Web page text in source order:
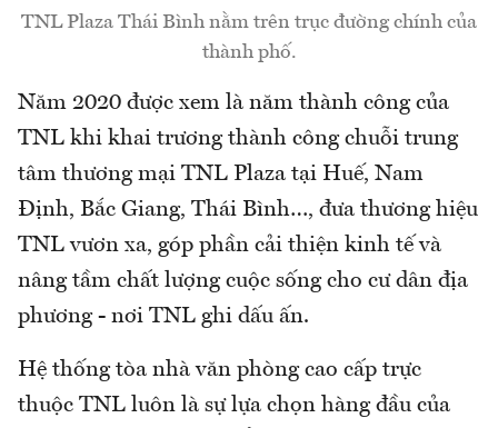
TNL Plaza Thái Bình nằm trên trục đường chính của
thành phố.
Năm 2020 được xem là năm thành công của
TNL khi khai trương thành công chuỗi trung
tâm thương mại TNL Plaza tại Huế, Nam
Định, Bắc Giang, Thái Bình…, đưa thương hiệu
TNL vươn xa, góp phần cải thiện kinh tế và
nâng tầm chất lượng cuộc sống cho cư dân địa
phương - nơi TNL ghi dấu ấn.
Hệ thống tòa nhà văn phòng cao cấp trực
thuộc TNL luôn là sự lựa chọn hàng đầu của